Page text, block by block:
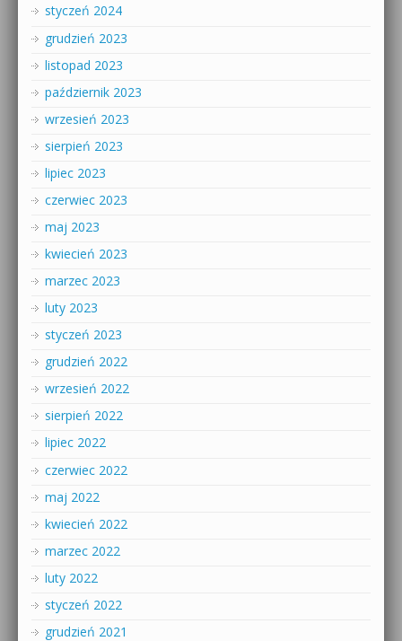
styczeń 2024
grudzień 2023
listopad 2023
październik 2023
wrzesień 2023
sierpień 2023
lipiec 2023
czerwiec 2023
maj 2023
kwiecień 2023
marzec 2023
luty 2023
styczeń 2023
grudzień 2022
wrzesień 2022
sierpień 2022
lipiec 2022
czerwiec 2022
maj 2022
kwiecień 2022
marzec 2022
luty 2022
styczeń 2022
grudzień 2021